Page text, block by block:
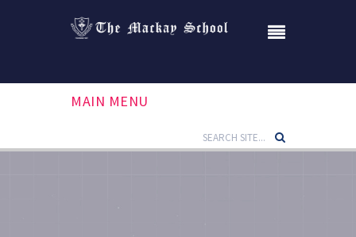
MAIN MENU